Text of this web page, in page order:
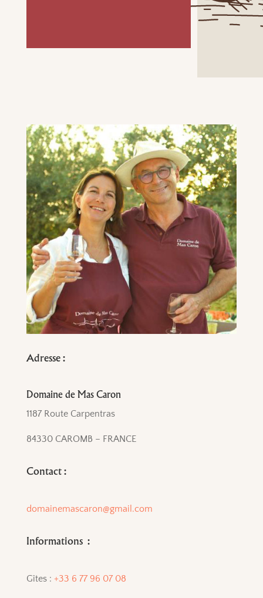
Adresse :
Domaine de Mas Caron
1187 Route Carpentras
84330 CAROMB – FRANCE
Contact :
domainemascaron@gmail.com
Informations :
Gîtes : +33 6 77 96 07 08